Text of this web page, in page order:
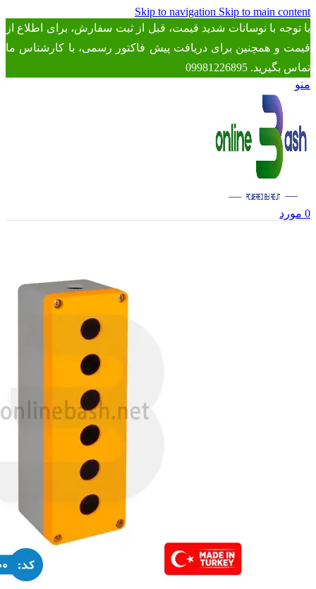
Skip to navigation Skip to main content
با توجه با نوسانات شدید قیمت، قبل از ثبت سفارش، برای اطلاع از
قیمت و همچنین برای دریافت پیش فاکتور رسمی، با کارشناس ما
تماس بگیرید. 09981226895
منو
0 مورد